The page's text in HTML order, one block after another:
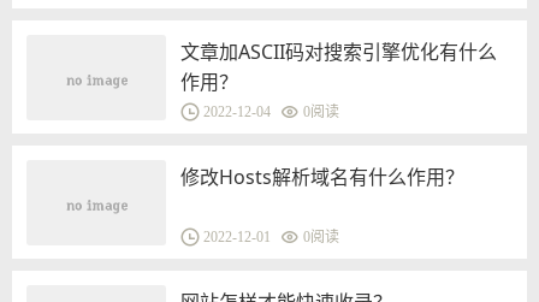
文章加ASCII码对搜索引擎优化有什么
作用？
2022-12-04 0阅读
修改Hosts解析域名有什么作用？
2022-12-01 0阅读